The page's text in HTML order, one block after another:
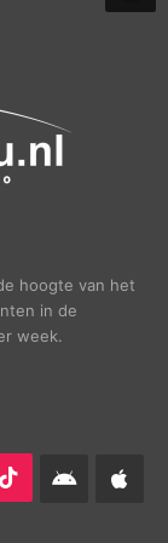
hoogte van het
in de
week.
TikTokAndroid